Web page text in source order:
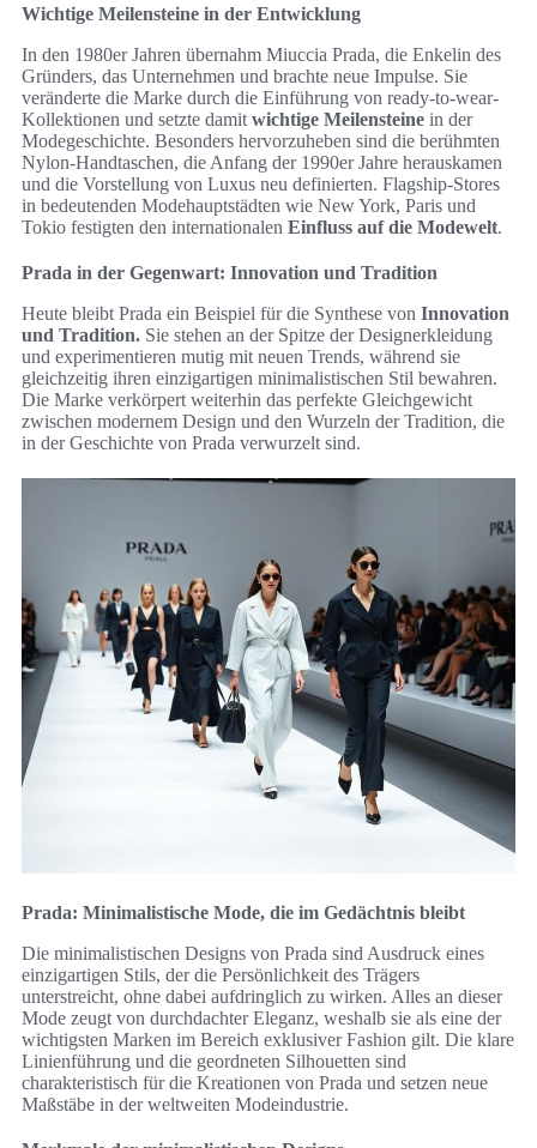
Wichtige Meilensteine in der Entwicklung
In den 1980er Jahren übernahm Miuccia Prada, die Enkelin des
Gründers, das Unternehmen und brachte neue Impulse. Sie
veränderte die Marke durch die Einführung von ready-to-wear-
Kollektionen und setzte damit wichtige Meilensteine in der
Modegeschichte. Besonders hervorzuheben sind die berühmten
Nylon-Handtaschen, die Anfang der 1990er Jahre herauskamen
und die Vorstellung von Luxus neu definierten. Flagship-Stores
in bedeutenden Modehauptstädten wie New York, Paris und
Tokio festigten den internationalen Einfluss auf die Modewelt.
Prada in der Gegenwart: Innovation und Tradition
Heute bleibt Prada ein Beispiel für die Synthese von Innovation
und Tradition. Sie stehen an der Spitze der Designerkleidung
und experimentieren mutig mit neuen Trends, während sie
gleichzeitig ihren einzigartigen minimalistischen Stil bewahren.
Die Marke verkörpert weiterhin das perfekte Gleichgewicht
zwischen modernem Design und den Wurzeln der Tradition, die
in der Geschichte von Prada verwurzelt sind.
Prada: Minimalistische Mode, die im Gedächtnis bleibt
Die minimalistischen Designs von Prada sind Ausdruck eines
einzigartigen Stils, der die Persönlichkeit des Trägers
unterstreicht, ohne dabei aufdringlich zu wirken. Alles an dieser
Mode zeugt von durchdachter Eleganz, weshalb sie als eine der
wichtigsten Marken im Bereich exklusiver Fashion gilt. Die klare
Linienführung und die geordneten Silhouetten sind
charakteristisch für die Kreationen von Prada und setzen neue
Maßstäbe in der weltweiten Modeindustrie.